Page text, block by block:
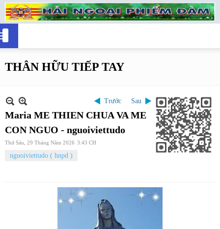
THÂN HỮU TIẾP TAY
Trước Sau
Maria ME THIEN CHUA VA ME
CON NGUO - nguoiviettudo
Thứ Sáu, 29 Tháng Năm 2026 3:43 CH
nguoiviettudo ( hnpd )